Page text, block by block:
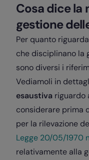
Cosa dice la
gestione
Per quanto
che disciplinano la
sono diversi i
Vediamoli in
esaustiva riguardo
considerare prima
per la rilevazione
Legge 20/05/1970
relativamente alla